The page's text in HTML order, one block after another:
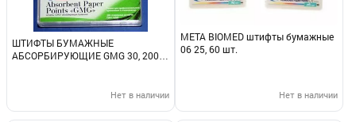
ШТИФТЫ БУМАЖНЫЕ
АБСОРБИРУЮЩИЕ GMG 30, 200
Нет в наличии
МЕТА BIOMED штифты бумажные
06 25, 60 шт.
Нет в наличии